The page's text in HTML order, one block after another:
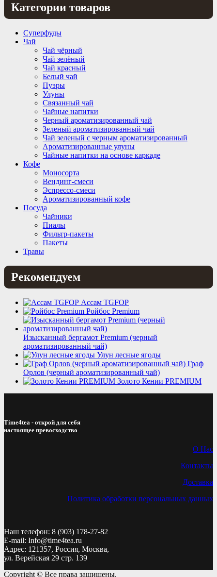
Категории товаров
Суперфуды
Чай
Чай чёрный
Чай зелёный
Чай красный
Белый чай
Пуэры
Улуны
Связанный чай
Чайные напитки
Черный ароматизированный чай
Зеленый ароматизированный чай
Чай зеленый с черным ароматизированный
Ароматизированные улуны
Чайные напитки на основе каркаде
Кофе
Моносорта
Вендинг-смеси
Эспрессо-смеси
Ароматизированный кофе
Посуда
Чайники
Пиалы
Фильтр-пакеты
Пакеты
Травы
Рекомендуем
Ассам TGFOP
Ройбос Premium
Изысканный бергамот Premium (черный
ароматизированный чай)
Улун лесные ягоды
Граф
Орлов (черный ароматизированный чай)
Золото Кении PREMIUM
Time4tea - открой для себя
настоящее превосходство
О Нас
Контакты
Доставка
Политика обработки персональных данных
Наш телефон: 8 (903) 178-27-82
E-mail: Info@time4tea.ru
Адрес: 121357, Россия, Москва,
ул. Верейская 29 стр. 139
Copyright © Все права защищены.